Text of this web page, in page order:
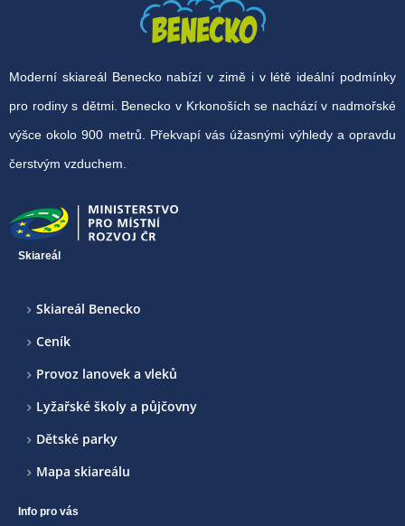
Moderní skiareál Benecko nabízí v zimě i v létě ideální podmínky
pro rodiny s dětmi. Benecko v Krkonoších se nachází v nadmořské
výšce okolo 900 metrů. Překvapí vás úžasnými výhledy a opravdu
čerstvým vzduchem.
Skiareál
Skiareál Benecko
Ceník
Provoz lanovek a vleků
Lyžařské školy a půjčovny
Dětské parky
Mapa skiareálu
Info pro vás